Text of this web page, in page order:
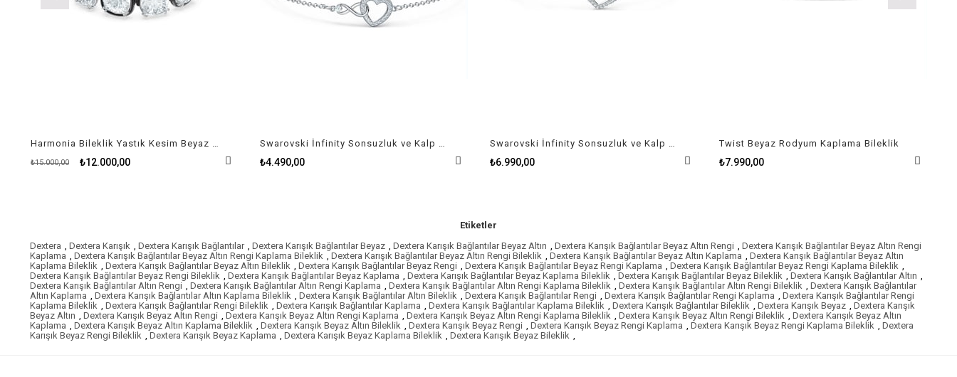
Harmonia Bileklik Yastık Kesim Beyaz Kristal
₺12.000,00
₺15.000,00
Swarovski İnfinity Sonsuzluk ve Kalp Sembollü Beyaz Rodyum Kaplama Bileklik
₺4.490,00
Swarovski İnfinity Sonsuzluk ve Kalp Sembollü Beyaz Bileklik
₺6.990,00
Twist Beyaz Rodyum Kaplama Bileklik
₺7.990,00
Etiketler
Dextera , Dextera Karışık , Dextera Karışık Bağlantılar , Dextera Karışık Bağlantılar Beyaz , Dextera Karışık Bağlantılar Beyaz Altın , Dextera Karışık Bağlantılar Beyaz Altın Rengi , Dextera Karışık Bağlantılar Beyaz Altın Rengi
Kaplama , Dextera Karışık Bağlantılar Beyaz Altın Rengi Kaplama Bileklik , Dextera Karışık Bağlantılar Beyaz Altın Rengi Bileklik , Dextera Karışık Bağlantılar Beyaz Altın Kaplama , Dextera Karışık Bağlantılar Beyaz Altın
Kaplama Bileklik , Dextera Karışık Bağlantılar Beyaz Altın Bileklik , Dextera Karışık Bağlantılar Beyaz Rengi , Dextera Karışık Bağlantılar Beyaz Rengi Kaplama , Dextera Karışık Bağlantılar Beyaz Rengi Kaplama Bileklik ,
Dextera Karışık Bağlantılar Beyaz Rengi Bileklik , Dextera Karışık Bağlantılar Beyaz Kaplama , Dextera Karışık Bağlantılar Beyaz Kaplama Bileklik , Dextera Karışık Bağlantılar Beyaz Bileklik , Dextera Karışık Bağlantılar Altın ,
Dextera Karışık Bağlantılar Altın Rengi , Dextera Karışık Bağlantılar Altın Rengi Kaplama , Dextera Karışık Bağlantılar Altın Rengi Kaplama Bileklik , Dextera Karışık Bağlantılar Altın Rengi Bileklik , Dextera Karışık Bağlantılar
Altın Kaplama , Dextera Karışık Bağlantılar Altın Kaplama Bileklik , Dextera Karışık Bağlantılar Altın Bileklik , Dextera Karışık Bağlantılar Rengi , Dextera Karışık Bağlantılar Rengi Kaplama , Dextera Karışık Bağlantılar Rengi
Kaplama Bileklik , Dextera Karışık Bağlantılar Rengi Bileklik , Dextera Karışık Bağlantılar Kaplama , Dextera Karışık Bağlantılar Kaplama Bileklik , Dextera Karışık Bağlantılar Bileklik , Dextera Karışık Beyaz , Dextera Karışık
Beyaz Altın , Dextera Karışık Beyaz Altın Rengi , Dextera Karışık Beyaz Altın Rengi Kaplama , Dextera Karışık Beyaz Altın Rengi Kaplama Bileklik , Dextera Karışık Beyaz Altın Rengi Bileklik , Dextera Karışık Beyaz Altın
Kaplama , Dextera Karışık Beyaz Altın Kaplama Bileklik , Dextera Karışık Beyaz Altın Bileklik , Dextera Karışık Beyaz Rengi , Dextera Karışık Beyaz Rengi Kaplama , Dextera Karışık Beyaz Rengi Kaplama Bileklik , Dextera
Karışık Beyaz Rengi Bileklik , Dextera Karışık Beyaz Kaplama , Dextera Karışık Beyaz Kaplama Bileklik , Dextera Karışık Beyaz Bileklik ,